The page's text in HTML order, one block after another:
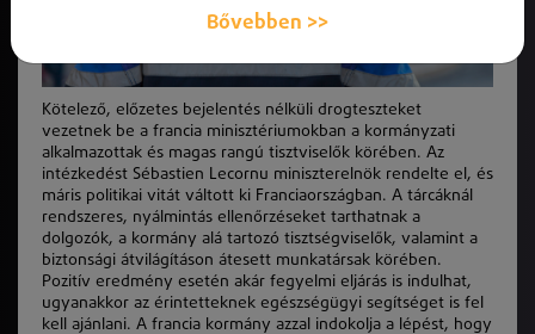
Kötelező, előzetes bejelentés nélküli drogteszteket
vezetnek be a francia minisztériumokban a kormányzati
alkalmazottak és magas rangú tisztviselők körében. Az
intézkedést Sébastien Lecornu miniszterelnök rendelte el, és
máris politikai vitát váltott ki Franciaországban. A tárcáknál
rendszeres, nyálmintás ellenőrzéseket tarthatnak a
dolgozók, a kormány alá tartozó tisztségviselők, valamint a
biztonsági átvilágításon átesett munkatársak körében.
Pozitív eredmény esetén akár fegyelmi eljárás is indulhat,
ugyanakkor az érintetteknek egészségügyi segítséget is fel
kell ajánlani. A francia kormány azzal indokolja a lépést, hogy
Bővebben >>